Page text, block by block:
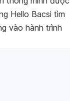
Hello Bacsi tìm
vào hành trình